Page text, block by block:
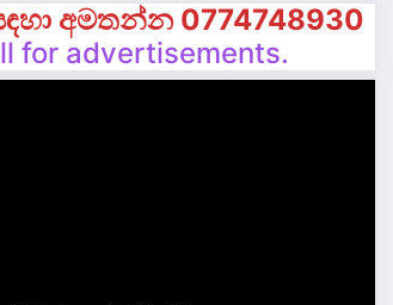
අමතන්න 0774748930
for advertisements.